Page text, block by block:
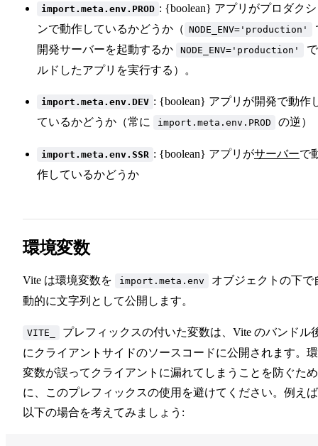
import.meta.env.PROD : {boolean} アプリがプロダク
ンで動作しているかどうか（ NODE_ENV='production'
開発サーバーを起動するか
NODE_ENV='production'
ルドしたアプリを実行する）。
import.meta.env.DEV : {boolean} アプリが開発で動作
ているかどうか（常に
import.meta.env.PROD の逆）
import.meta.env.SSR : {boolean} アプリがサーバーで
作しているかどうか
環境変数
Vite は環境変数を import.meta.env
オブジェクトの下で
動的に文字列として公開します。
VITE_
プレフィックスの付いた変数は、Vite のバンドル
にクライアントサイドのソースコードに公開されます。
変数が誤ってクライアントに漏れてしまうことを防ぐため
に、このプレフィックスの使用を避けてください。例え
以下の場合を考えてみましょう: